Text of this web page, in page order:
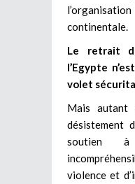
continentale.
Le retrait
l’Egypte
volet
Mais
désistement
soutien
violence et